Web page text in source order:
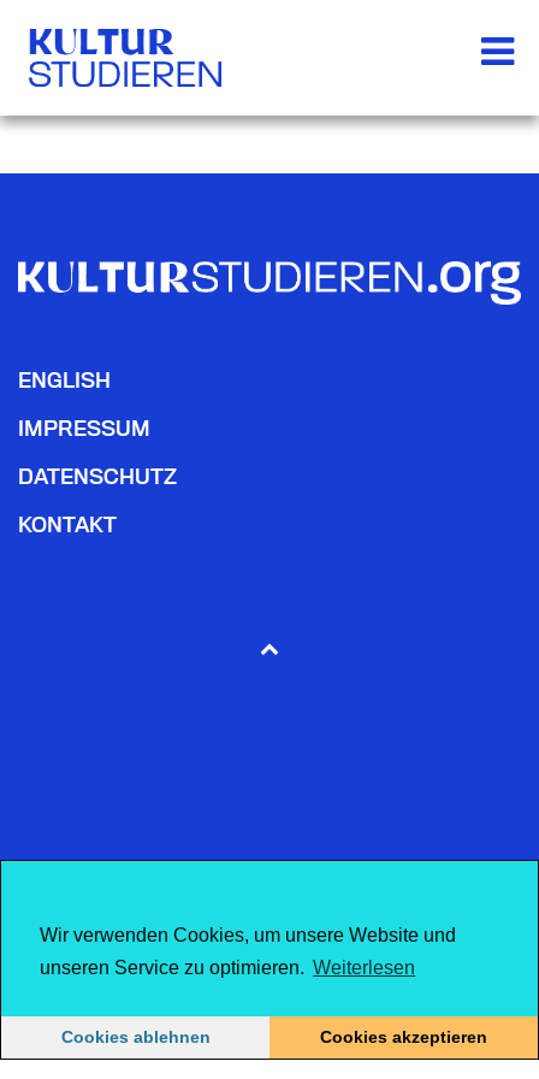
ENGLISH
IMPRESSUM
DATENSCHUTZ
KONTAKT
Wir verwenden Cookies, um unsere Website und
unseren Service zu optimieren. Weiterlesen
Cookies ablehnen Cookies akzeptieren